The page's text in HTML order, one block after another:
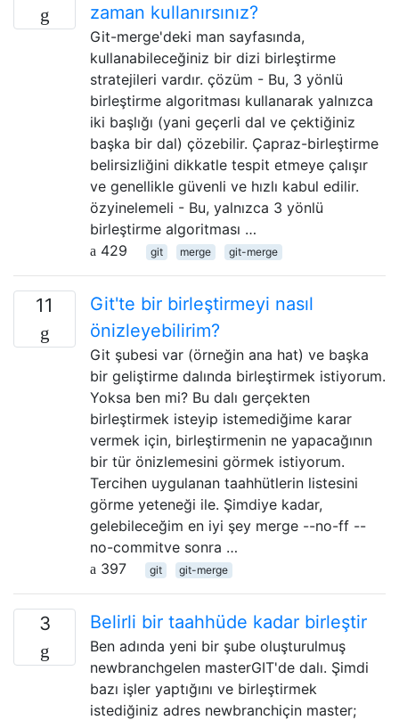
zaman kullanırsınız?
Git-merge'deki man sayfasında,
kullanabileceğiniz bir dizi birleştirme
stratejileri vardır. çözüm - Bu, 3 yönlü
birleştirme algoritması kullanarak yalnızca
iki başlığı (yani geçerli dal ve çektiğiniz
başka bir dal) çözebilir. Çapraz-birleştirme
belirsizliğini dikkatle tespit etmeye çalışır
ve genellikle güvenli ve hızlı kabul edilir.
özyinelemeli - Bu, yalnızca 3 yönlü
birleştirme algoritması …
429
git merge git-merge
11
Git'te bir birleştirmeyi nasıl
önizleyebilirim?
Git şubesi var (örneğin ana hat) ve başka
bir geliştirme dalında birleştirmek istiyorum.
Yoksa ben mi? Bu dalı gerçekten
birleştirmek isteyip istemediğime karar
vermek için, birleştirmenin ne yapacağının
bir tür önizlemesini görmek istiyorum.
Tercihen uygulanan taahhütlerin listesini
görme yeteneği ile. Şimdiye kadar,
gelebileceğim en iyi şey merge --no-ff --
no-commitve sonra …
397
git git-merge
3 Belirli bir taahhüde kadar birleştir
Ben adında yeni bir şube oluşturulmuş
newbranchgelen masterGIT'de dalı. Şimdi
bazı işler yaptığını ve birleştirmek
istediğiniz adres newbranchiçin master;